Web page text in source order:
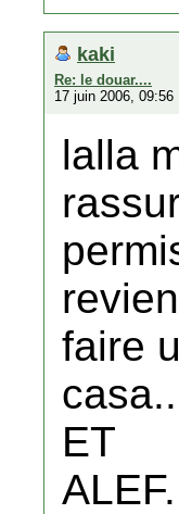
kaki
Re: le douar....
17 juin 2006, 09:56
lalla
faire
ET